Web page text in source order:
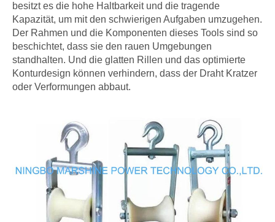
besitzt es die hohe Haltbarkeit und die tragende
Kapazität, um mit den schwierigen Aufgaben umzugehen.
Der Rahmen und die Komponenten dieses Tools sind so
beschichtet, dass sie den rauen Umgebungen
standhalten. Und die glatten Rillen und das optimierte
Konturdesign können verhindern, dass der Draht Kratzer
oder Verformungen abbaut.